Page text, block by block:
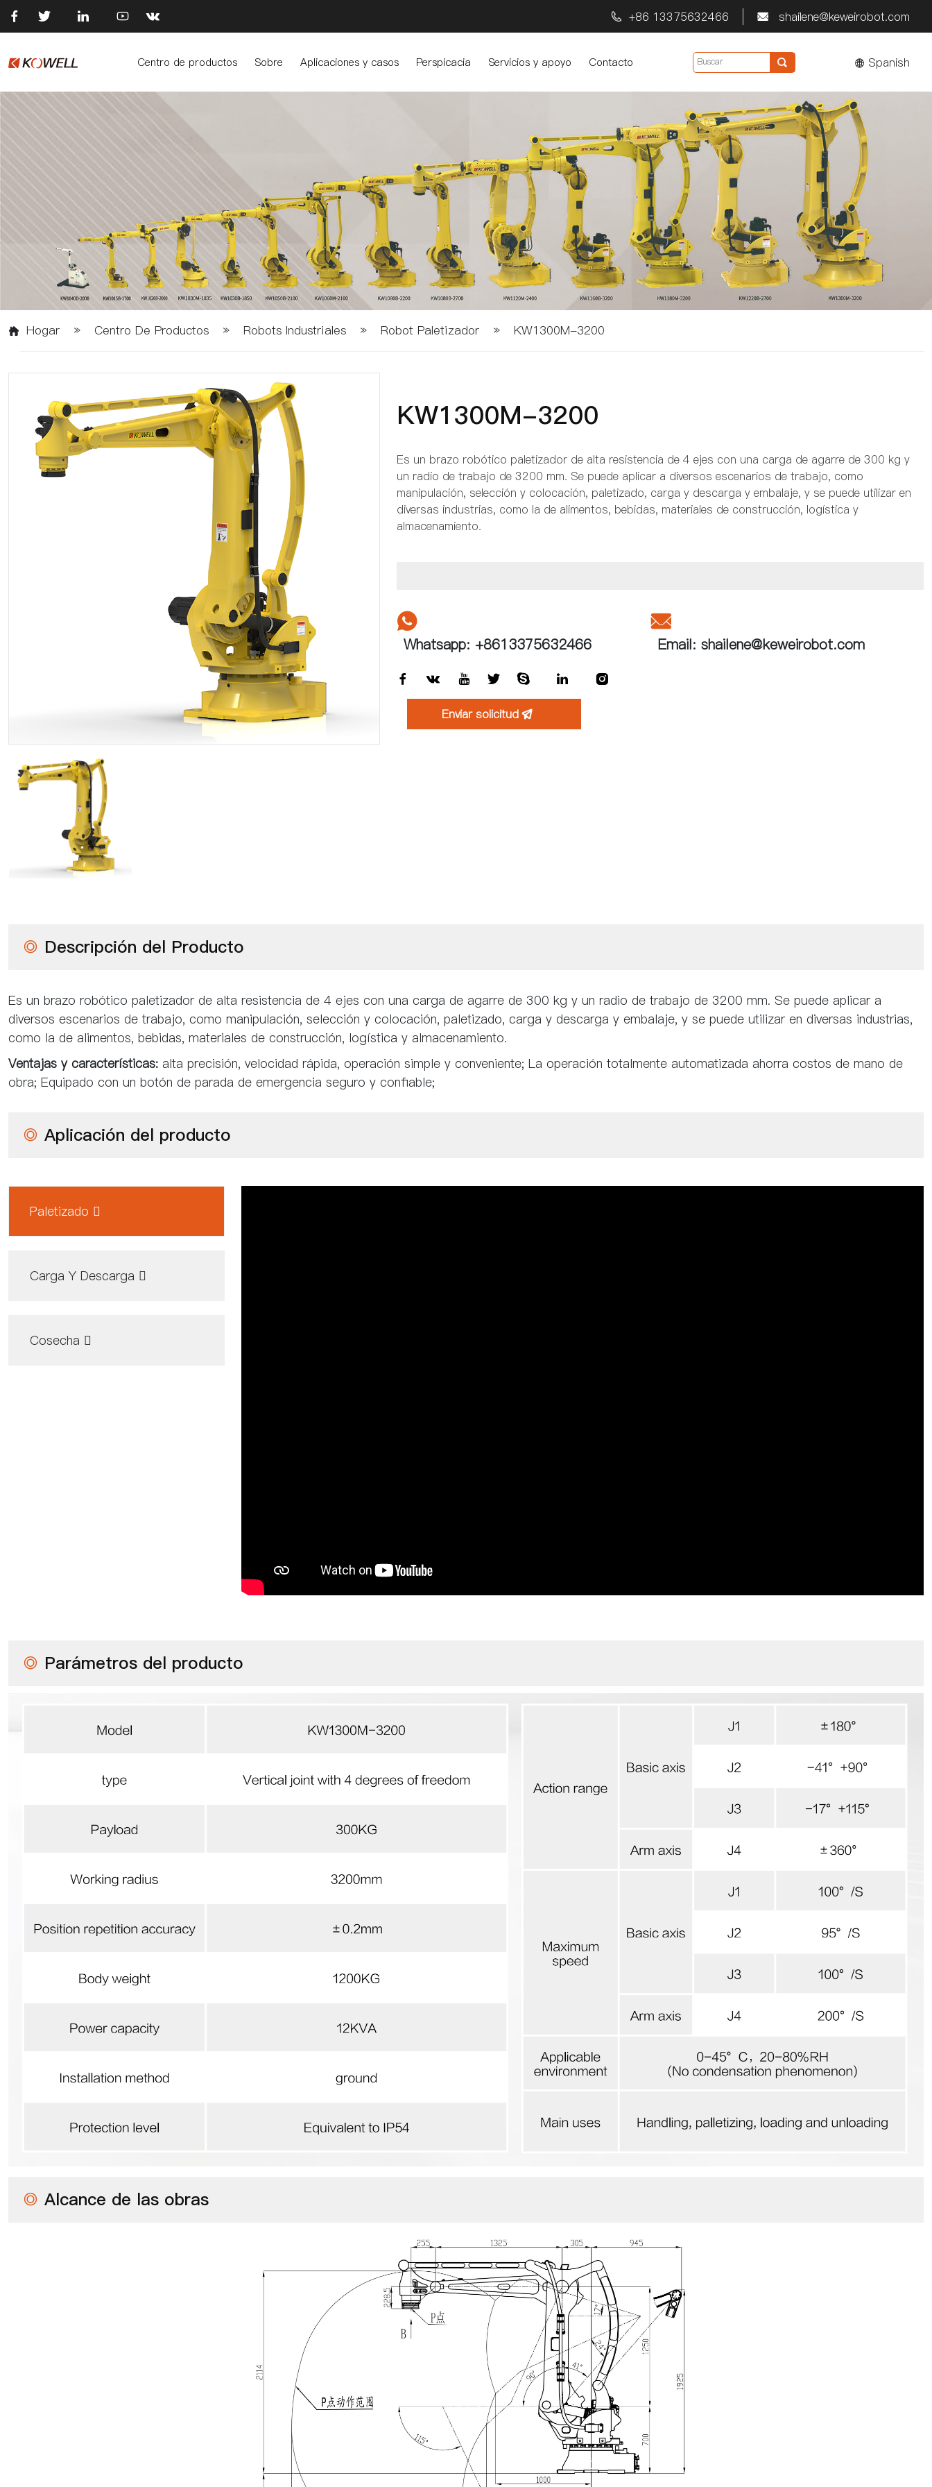
      +86 13375632466  shailene@keweirobot.com
Centro de productos Sobre Aplicaciones y casos Perspicacia Servicios y apoyo Contacto  Spanish
Hogar » Centro De Productos » Robots Industriales » Robot Paletizador » KW1300M-3200
KW1300M-3200
Es un brazo robótico paletizador de alta resistencia de 4 ejes con una carga de agarre de 300 kg y
un radio de trabajo de 3200 mm. Se puede aplicar a diversos escenarios de trabajo, como
manipulación, selección y colocación, paletizado, carga y descarga y embalaje, y se puede utilizar en
diversas industrias, como la de alimentos, bebidas, materiales de construcción, logística y
almacenamiento.

Whatsapp: +8613375632466

Email: shailene@keweirobot.com
      
Enviar solicitud 
◎ Descripción del Producto
Es un brazo robótico paletizador de alta resistencia de 4 ejes con una carga de agarre de 300 kg y un radio de trabajo de 3200 mm. Se puede aplicar a
diversos escenarios de trabajo, como manipulación, selección y colocación, paletizado, carga y descarga y embalaje, y se puede utilizar en diversas industrias,
como la de alimentos, bebidas, materiales de construcción, logística y almacenamiento.
Ventajas y características: alta precisión, velocidad rápida, operación simple y conveniente; La operación totalmente automatizada ahorra costos de mano de
obra; Equipado con un botón de parada de emergencia seguro y confiable;
◎ Aplicación del producto
Paletizado 
Carga Y Descarga 
Cosecha 
◎ Parámetros del producto
◎ Alcance de las obras